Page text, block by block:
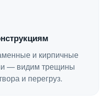
и кирпичные
— видим трещины
и перегруз.